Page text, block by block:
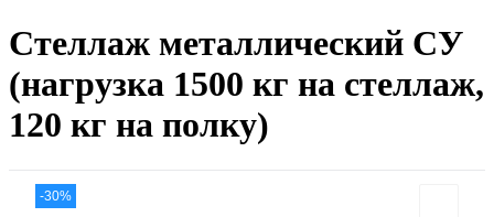
Стеллаж металлический СУ
(нагрузка 1500 кг на стеллаж,
120 кг на полку)
-30%